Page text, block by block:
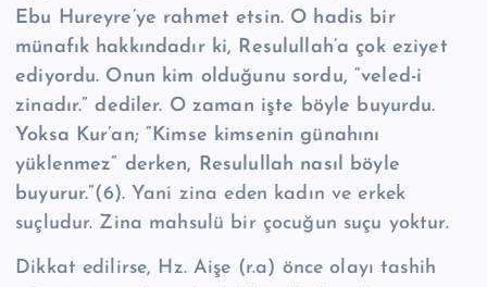
Ebu Hureyre’ye rahmet etsin. O hadis bir
münafık hakkındadır ki, Resulullah’a çok eziyet
ediyordu. Onun kim olduğunu sordu, “veled-i
zinadır.” dediler. O zaman işte böyle buyurdu.
Yoksa Kur’an; “Kimse kimsenin günahını
yüklenmez” derken, Resulullah nasıl böyle
buyurur.”(6). Yani zina eden kadın ve erkek
suçludur. Zina mahsulü bir çocuğun suçu yoktur.
Dikkat edilirse, Hz. Aişe (r.a) önce olayı tashih